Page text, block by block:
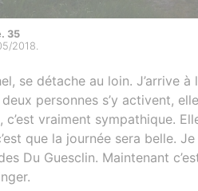
35
2018.
se détache au loin. J’arrive à
personnes s’y activent,
vraiment sympathique.
que la journée sera belle.
Du Guesclin. Maintenant